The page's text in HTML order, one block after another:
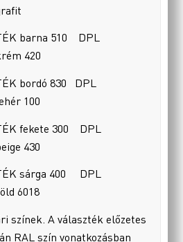
barna 510 DPL
420
bordó 830 DPL
100
fekete 300 DPL
430
sárga 400 DPL
6018
színek. A választék előzetes
RAL szín vonatkozásban